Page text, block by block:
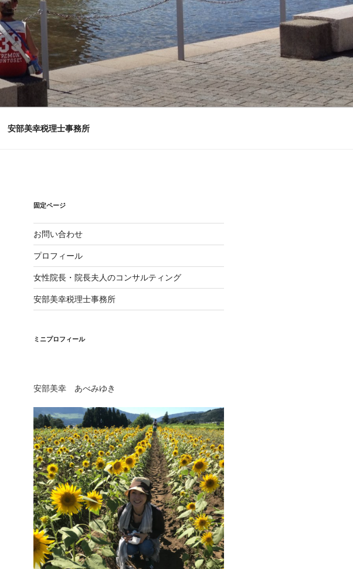
安部美幸税理士事務所
固定ページ
お問い合わせ
プロフィール
女性院長・院長夫人のコンサルティング
安部美幸税理士事務所
ミニプロフィール
安部美幸 あべみゆき